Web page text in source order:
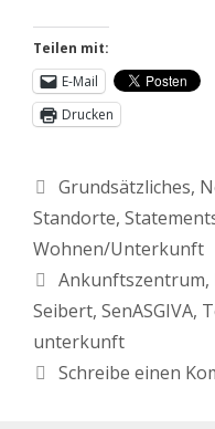
Teilen mit:
E-Mail
Drucken
Grundsätzliches,
Standorte,
Wohnen/Unterkunft
Ankunftszentrum,
Seibert, SenASGIVA,
unterkunft
Schreibe einen